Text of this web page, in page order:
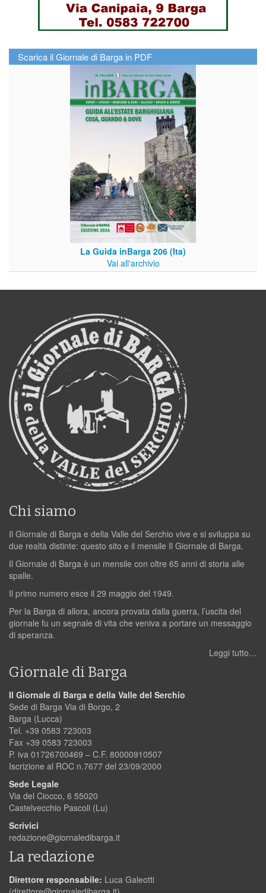
Scarica il Giornale di Barga in PDF
La Guida inBarga 206 (Ita)
Vai all'archivio
Chi siamo
Il Giornale di Barga e della Valle del Serchio vive e si sviluppa su
due realtà distinte: questo sito e il mensile Il Giornale di Barga.
Il Giornale di Barga è un mensile con oltre 65 anni di storia alle
spalle.
Il primo numero esce il 29 maggio del 1949.
Per la Barga di allora, ancora provata dalla guerra, l’uscita del
giornale fu un segnale di vita che veniva a portare un messaggio
di speranza.
Leggi tutto…
Giornale di Barga
Il Giornale di Barga e della Valle del Serchio
Sede di Barga Via di Borgo, 2
Barga (Lucca)
Tel. +39 0583 723003
Fax +39 0583 723003
P. iva 01726700469 – C.F. 80000910507
Iscrizione al ROC n.7677 del 23/09/2000
Sede Legale
Via del Ciocco, 6 55020
Castelvecchio Pascoli (Lu)
Scrivici
redazione@giornaledibarga.it
La redazione
Direttore responsabile: Luca Galeotti